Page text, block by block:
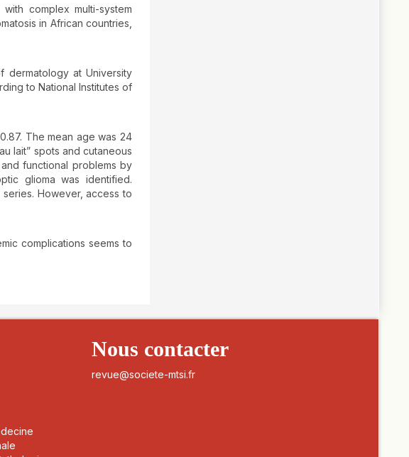
complex multi-system
in African countries,
dermatology at University
to National Institutes of
The mean age was 24
lait” spots and cutaneous
functional problems by
glioma was identified.
However, access to
complications seems to
Nous contacter
revue@societe-mtsi.fr